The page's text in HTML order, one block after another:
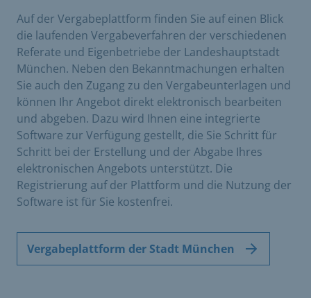
Auf der Vergabeplattform finden Sie auf einen Blick
die laufenden Vergabeverfahren der verschiedenen
Referate und Eigenbetriebe der Landeshauptstadt
München. Neben den Bekanntmachungen erhalten
Sie auch den Zugang zu den Vergabe­unterlagen und
können Ihr Angebot direkt elektronisch bearbeiten
und abgeben. Dazu wird Ihnen eine integrierte
Software zur Verfügung gestellt, die Sie Schritt für
Schritt bei der Erstellung und der Abgabe Ihres
elektronischen Angebots unterstützt. Die
Registrierung auf der Plattform und die Nutzung der
Software ist für Sie kostenfrei.
Vergabeplattform der Stadt München